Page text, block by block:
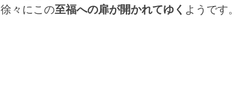
徐々にこの至福への扉が開かれてゆく ようです。